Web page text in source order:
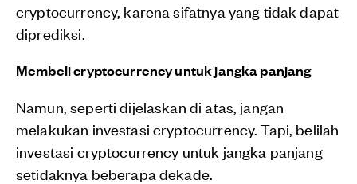
cryptocurrency, karena sifatnya yang tidak dapat
diprediksi.
Membeli cryptocurrency untuk jangka panjang
Namun, seperti dijelaskan di atas, jangan
melakukan investasi cryptocurrency. Tapi, belilah
investasi cryptocurrency untuk jangka panjang
setidaknya beberapa dekade.